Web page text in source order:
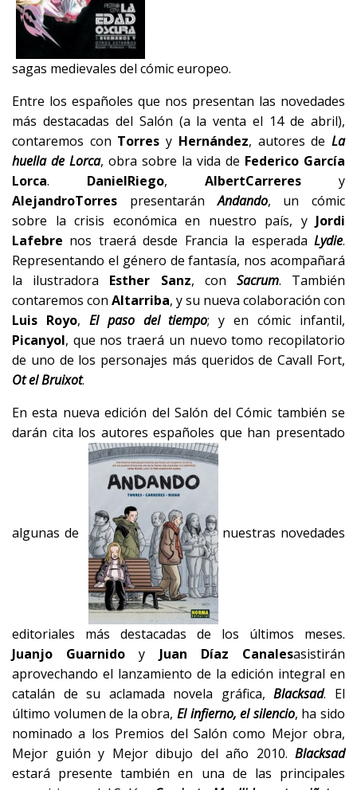
sagas medievales del cómic europeo.
Entre los españoles que nos presentan las novedades
más destacadas del Salón (a la venta el 14 de abril),
contaremos con Torres y Hernández, autores deLa
huella de Lorca, obra sobre la vida de Federico García
Lorca. DanielRiego, AlbertCarreres y
AlejandroTorres presentaránAndando, un cómic
sobre la crisis económica en nuestro país, y Jordi
Lafebre nos traerá desde Francia la esperada Lydie.
Representando el género de fantasía, nos acompañará
la ilustradora Esther Sanz, con Sacrum. También
contaremos con Altarriba, y su nueva colaboración con
Luis Royo, El paso del tiempo; y en cómic infantil,
Picanyol, que nos traerá un nuevo tomo recopilatorio
de uno de los personajes más queridos de Cavall Fort,
Ot el Bruixot.
En esta nueva edición del Salón del Cómic también se
darán cita los autores españoles que han presentado
algunas de nuestras novedades
editoriales más destacadas de los últimos meses.
Juanjo Guarnido y Juan Díaz Canalesasistirán
aprovechando el lanzamiento de la edición integral en
catalán de su aclamada novela gráfica,Blacksad. El
último volumen de la obra, El infierno, el silencio, ha sido
nominado a los Premios del Salón como Mejor obra,
Mejor guión y Mejor dibujo del año 2010. Blacksad
estará presente también en una de las principales